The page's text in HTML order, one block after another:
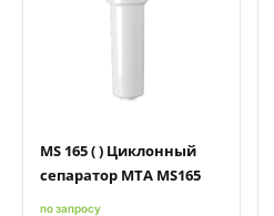
MS 165 ( ) Циклонный
сепаратор MTA MS165
по запросу